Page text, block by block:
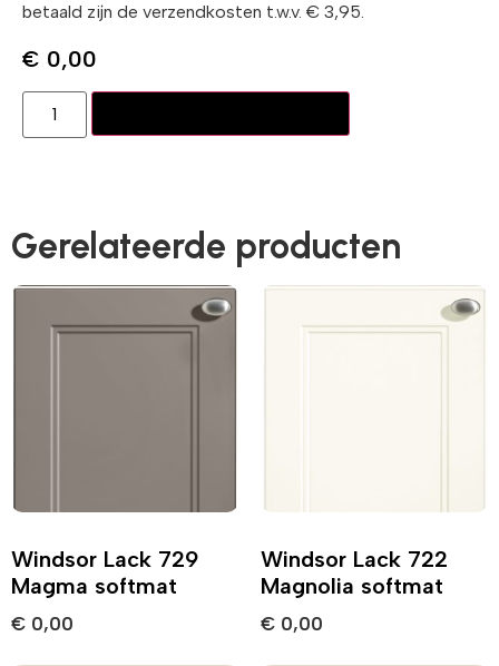
betaald zijn de verzendkosten t.w.v. € 3,95.
€ 0,00
Gerelateerde producten
Windsor Lack 729
Magma softmat
€ 0,00
Windsor Lack 722
Magnolia softmat
€ 0,00